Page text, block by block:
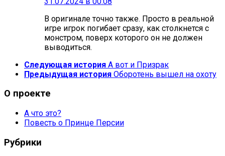
В оригинале точно также. Просто в реальной
игре игрок погибает сразу, как столкнется с
монстром, поверх которого он не должен
выводиться.
Следующая история А вот и Призрак
Предыдущая история Оборотень вышел на охоту
О проекте
А что это?
Повесть о Принце Персии
Рубрики